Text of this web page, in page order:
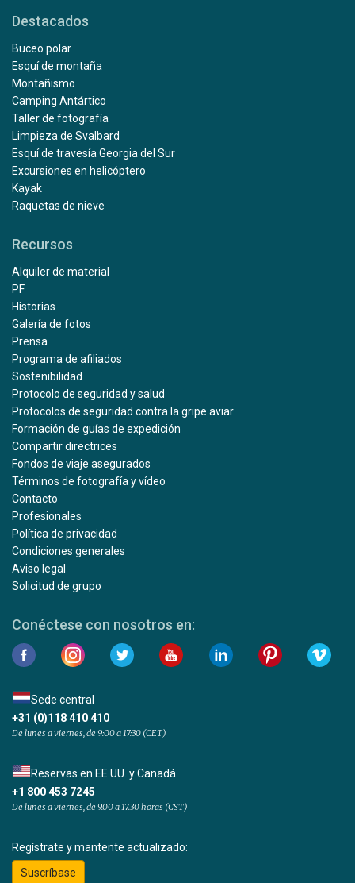
Destacados
Buceo polar
Esquí de montaña
Montañismo
Camping Antártico
Taller de fotografía
Limpieza de Svalbard
Esquí de travesía Georgia del Sur
Excursiones en helicóptero
Kayak
Raquetas de nieve
Recursos
Alquiler de material
PF
Historias
Galería de fotos
Prensa
Programa de afiliados
Sostenibilidad
Protocolo de seguridad y salud
Protocolos de seguridad contra la gripe aviar
Formación de guías de expedición
Compartir directrices
Fondos de viaje asegurados
Términos de fotografía y vídeo
Contacto
Profesionales
Política de privacidad
Condiciones generales
Aviso legal
Solicitud de grupo
Conéctese con nosotros en:
Sede central
+31 (0)118 410 410
De lunes a viernes, de 9:00 a 17:30 (CET)
Reservas en EE.UU. y Canadá
+1 800 453 7245
De lunes a viernes, de 9.00 a 17.30 horas (CST)
Regístrate y mantente actualizado:
Suscríbase